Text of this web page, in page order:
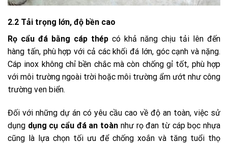
2.2 Tải trọng lớn, độ bền cao
Rọ cẩu đá bằng cáp thép có khả năng chịu tải lên đến
hàng tấn, phù hợp với cả các khối đá lớn, góc cạnh và nặng.
Cáp inox không chỉ bền chắc mà còn chống gỉ tốt, phù hợp
với môi trường ngoài trời hoặc môi trường ẩm ướt như công
trường ven biển.
Đối với những dự án có yêu cầu cao về độ an toàn, việc sử
dụng dụng cụ cẩu đá an toàn như rọ đan từ cáp bọc nhựa
cũng là lựa chọn tối ưu để chống xoắn và tăng tuổi thọ